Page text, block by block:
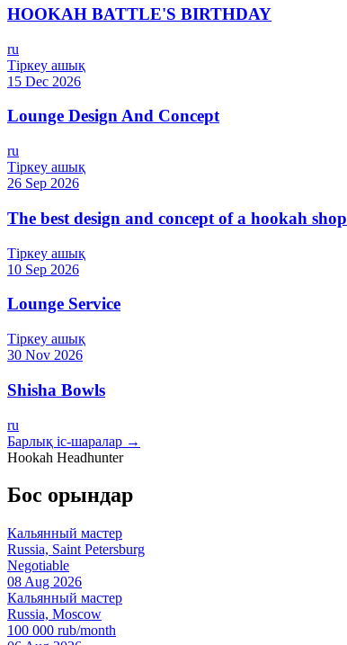
HOOKAH BATTLE'S BIRTHDAY
ru
Тіркеу ашық
15 Dec 2026
Lounge Design And Concept
ru
Тіркеу ашық
26 Sep 2026
The best design and concept of a hookah shop
Тіркеу ашық
10 Sep 2026
Lounge Service
Тіркеу ашық
30 Nov 2026
Shisha Bowls
ru
Барлық іс-шаралар →
Hookah Headhunter
Бос орындар
Кальянный мастер
Russia, Saint Petersburg
Negotiable
08 Aug 2026
Кальянный мастер
Russia, Moscow
100 000 rub/month